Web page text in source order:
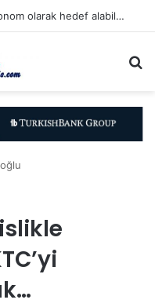
Bilim insanları, belirli bir kişiyi otonom olarak hedef alabilen yapay zeka destekli İHA üretti